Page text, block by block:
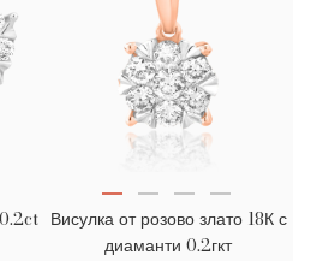
Висулка от розово злато 18К с
диаманти 0.2гкт